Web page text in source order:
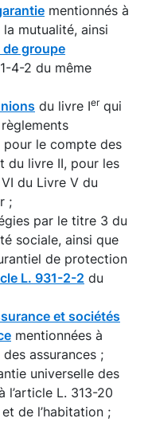
mentionnés à
la mutualité, ainsi
groupe
4-2 du même
du livre Ierqui
le compte des
du livre II, pour les
du Livre V du
;
par le titre 3 du
sociale, ainsi que
de protection
L. 931-2-2 du
et sociétés
mentionnées à
assurances ;
universelle des
l’article L. 313-20
de l’habitation ;